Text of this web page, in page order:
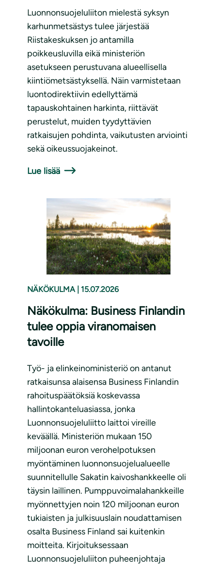
Luonnonsuojeluliiton mielestä syksyn
karhunmetsästys tulee järjestää
Riistakeskuksen jo antamilla
poikkeusluvilla eikä ministeriön
asetukseen perustuvana alueellisella
kiintiömetsästyksellä. Näin varmistetaan
luontodirektiivin edellyttämä
tapauskohtainen harkinta, riittävät
perustelut, muiden tyydyttävien
ratkaisujen pohdinta, vaikutusten arviointi
sekä oikeussuojakeinot.
Lue lisää
NÄKÖKULMA 15.07.2026
Näkökulma: Business Finlandin
tulee oppia viranomaisen
tavoille
Työ- ja elinkeinoministeriö on antanut
ratkaisunsa alaisensa Business Finlandin
rahoituspäätöksiä koskevassa
hallintokanteluasiassa, jonka
Luonnonsuojeluliitto laittoi vireille
keväällä. Ministeriön mukaan 150
miljoonan euron verohelpotuksen
myöntäminen luonnonsuojelualueelle
suunnitellulle Sakatin kaivoshankkeelle oli
täysin laillinen. Pumppuvoimalahankkeille
myönnettyjen noin 120 miljoonan euron
tukiaisten ja julkisuuslain noudattamisen
osalta Business Finland sai kuitenkin
moitteita. Kirjoituksessaan
Luonnonsuojeluliiton puheenjohtaja